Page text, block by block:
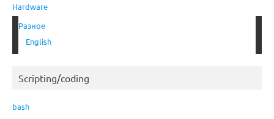
Hardware
Разное
English
Scripting/coding
bash